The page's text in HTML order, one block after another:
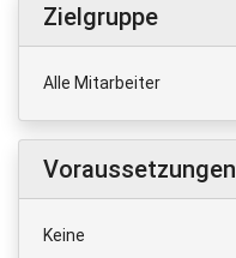
Zielgruppe
Alle Mitarbeiter
Voraussetzungen
Keine